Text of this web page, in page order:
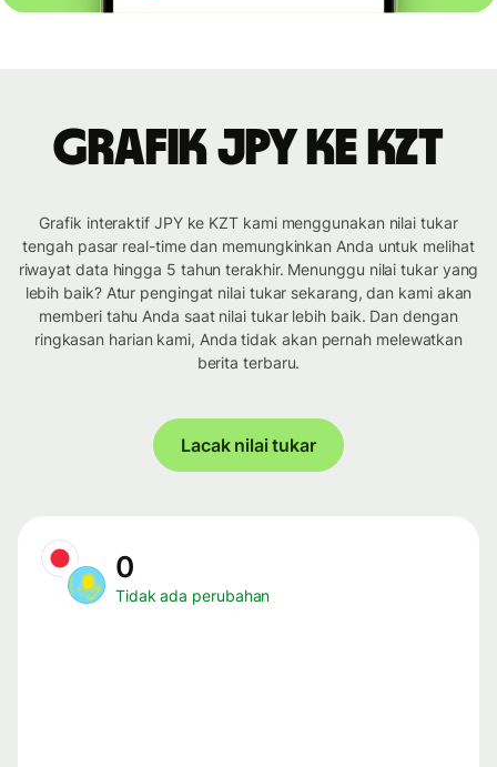
Grafik JPY ke KZT
Grafik interaktif JPY ke KZT kami menggunakan nilai tukar
tengah pasar real-time dan memungkinkan Anda untuk melihat
riwayat data hingga 5 tahun terakhir. Menunggu nilai tukar yang
lebih baik? Atur pengingat nilai tukar sekarang, dan kami akan
memberi tahu Anda saat nilai tukar lebih baik. Dan dengan
ringkasan harian kami, Anda tidak akan pernah melewatkan
berita terbaru.
Lacak nilai tukar
0
Tidak ada perubahan